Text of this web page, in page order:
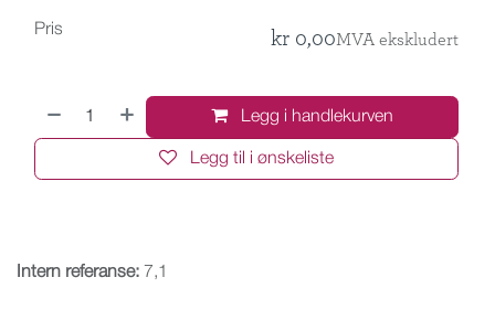
Legg i handlekurven
Legg til i ønskeliste
Pris kr 0,00MVA ekskludert
Intern referanse: 7,1